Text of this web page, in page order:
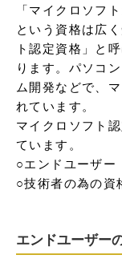
「マイクロソフ
という資格は広
ト認定資格」と
ります。パソコ
ム開発などで、
れています。
マイクロソフト
ています。
○エンドユーザー
○技術者の為の資
エンドユーザー